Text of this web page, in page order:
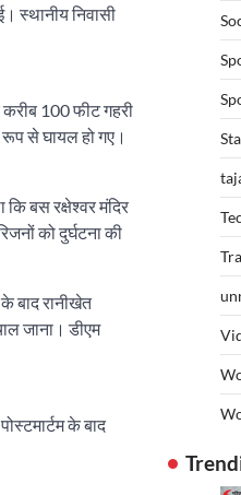
स्थानीय निवासी
100 फीट गहरी
रूप से घायल हो गए।
बस रक्षेश्वर मंदिर
को दुर्घटना की
बाद रानीखेत
जाना। डीएम
के बाद